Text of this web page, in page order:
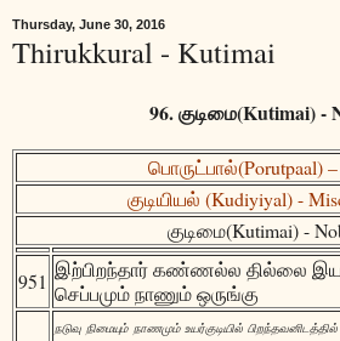
Thursday, June 30, 2016
Thirukkural - Kutimai
96. குடிமை(Kutimai) -
பொருட்பால்(Porutpaal) –
குடியியல் (Kudiyiyal) -
குடிமை(Kutimai) -
951 இற்பிறந்தார் கண்ணல்ல தில்லை
செப்பமும் நாணும் ஒருங்கு
நடுவு நிமையும் நாணமும் உயர்குடியில்